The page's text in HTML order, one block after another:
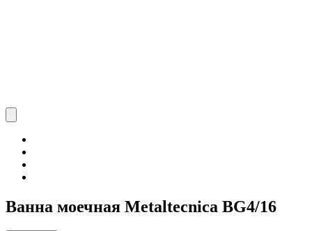
Ванна моечная Metaltecnica BG4/16